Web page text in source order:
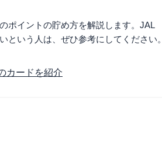
ポイントの貯め方を解説します。JAL
という人は、ぜひ参考にしてください。
カードを紹介